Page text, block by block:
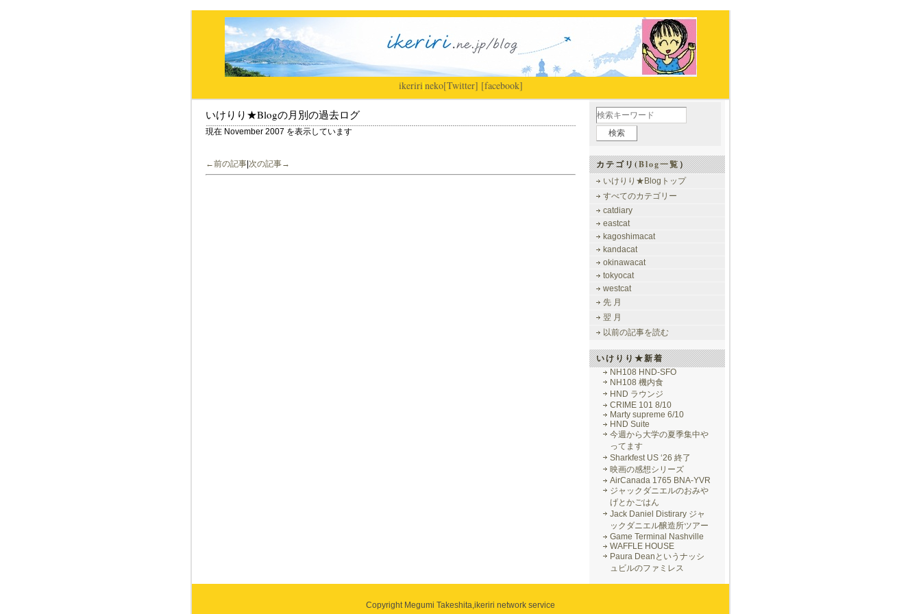
ikeriri|neko[Twitter] [facebook]
いけりり★Blogの月別の過去ログ
現在 November 2007 を表示しています
←前の記事 次の記事→ カテゴリ(Blog一覧）
いけりり★Blogトップ
すべてのカテゴリー
catdiary
eastcat
kagoshimacat
kandacat
okinawacat
tokyocat
westcat
先 月
翌 月
以前の記事を読む
いけりり★新着
NH108 HND-SFO
NH108 機内食
HND ラウンジ
CRIME 101 8/10
Marty supreme 6/10
HND Suite
今週から大学の夏季集中や
ってます
Sharkfest US ‘26 終了
映画の感想シリーズ
AirCanada 1765 BNA-YVR
ジャックダニエルのおみや
げとかごはん
Jack Daniel Distirary ジャ
ックダニエル醸造所ツアー
Game Terminal Nashville
WAFFLE HOUSE
Paura Deanというナッシ
ュビルのファミレス
Copyright Megumi Takeshita,ikeriri network service